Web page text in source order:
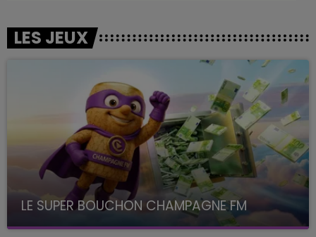
LES JEUX
LE SUPER BOUCHON CHAMPAGNE FM
avec La Famille Champagne FM, à 8H10